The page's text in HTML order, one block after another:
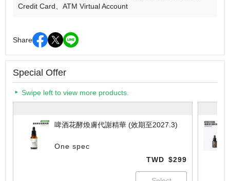
Credit Card
ATM Virtual Account
Share
Special Offer
Swipe left to view more products.
啤酒花酵煥膚代謝精華 (效期至2027.3)
One spec
TWD $299